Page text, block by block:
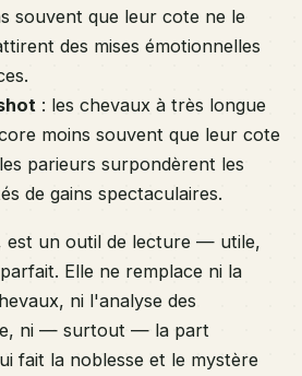
souvent que leur cote ne le
des mises émotionnelles
: les chevaux à très longue
moins souvent que leur cote
parieurs surpondèrent les
de gains spectaculaires.
est un outil de lecture — utile,
Elle ne remplace ni la
ni l'analyse des
ni — surtout — la part
fait la noblesse et le mystère